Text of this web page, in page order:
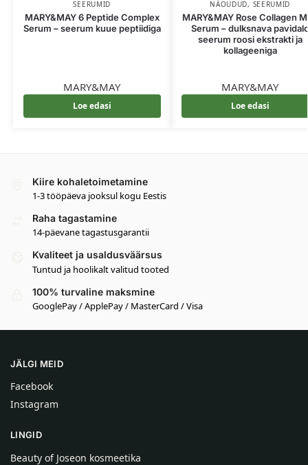
SEERUMID
MARY&MAY 6 Peptide Complex
Serum – seerum kuue peptiidiga
MARY&MAY
Loe edasi
NÄOUDUD, SEERUMID
MARY&MAY Rose Collagen
Serum – dulksnava
seerum roosi ekstrakti ja
kollageeniga
MARY&MAY
Loe edasi
Kiire kohaletoimetamine
1-3 tööpäeva jooksul kogu Eestis
Raha tagastamine
14-päevane tagastusgarantii
Kvaliteet ja usaldusväärsus
Tuntud ja hoolikalt valitud tooted
100% turvaline maksmine
GooglePay / ApplePay / MasterCard / Visa
JÄLGI MEID
Facebook
Instagram
LINGID
Beauty of Joseon kosmeetika